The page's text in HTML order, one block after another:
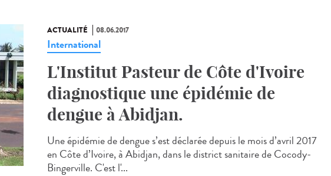
ACTUALITÉ 08.06.2017
International
L'Institut Pasteur de Côte d'Ivoire
diagnostique une épidémie de
dengue à Abidjan.
Une épidémie de dengue s’est déclarée depuis le mois d’avril 2017
en Côte d’Ivoire, à Abidjan, dans le district sanitaire de Cocody-
Bingerville. C'est l'...